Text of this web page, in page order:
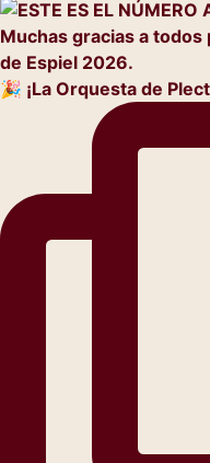
🎉 ¡La Orquesta de